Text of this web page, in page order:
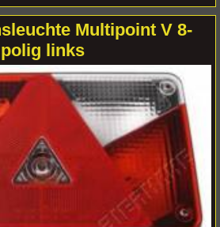
Multipoint V 8-
polig links